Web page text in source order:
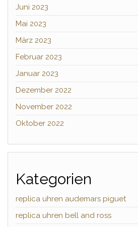
Juni 2023
Mai 2023
März 2023
Februar 2023
Januar 2023
Dezember 2022
November 2022
Oktober 2022
Kategorien
replica uhren audemars piguet
replica uhren bell and ross